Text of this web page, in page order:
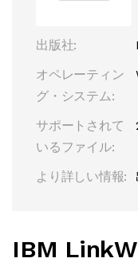
出版社:
オペレーティン
グ・システム:
サポートされて
いるファイル:
より詳しい情報:
IBM